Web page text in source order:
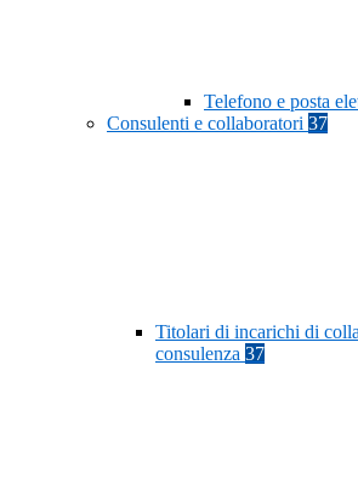
Telefono e posta
Consulenti e collaboratori 37
Titolari di incarichi di
consulenza 37